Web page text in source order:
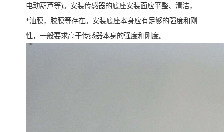
电动葫芦等)。安装传感器的底座安装面应平整、清洁，
*油膜，胶膜等存在。安装底座本身应有足够的强度和刚
性，一般要求高于传感器本身的强度和刚度。